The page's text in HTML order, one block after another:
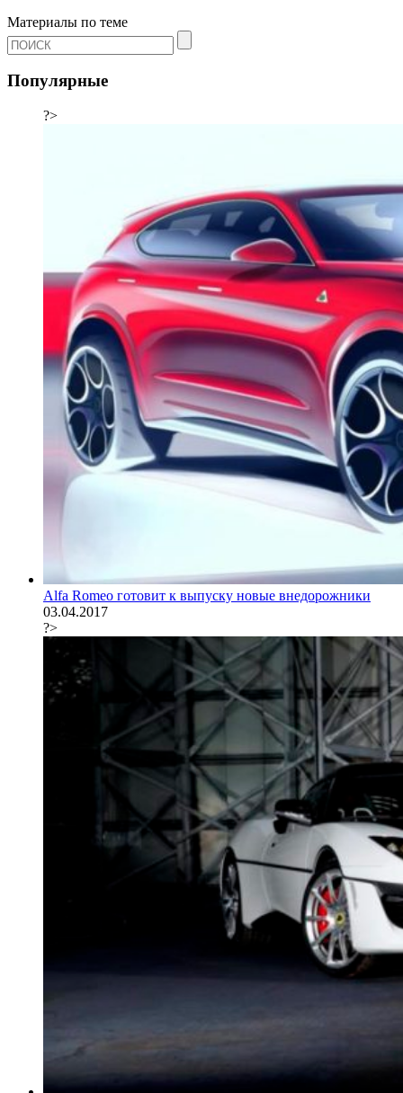
Материалы по теме
Популярные
?>
Alfa Romeo готовит к выпуску новые внедорожники
03.04.2017
?>